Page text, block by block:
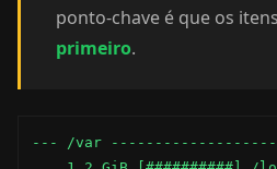
ponto-chave é que os
primeiro.
--- /var